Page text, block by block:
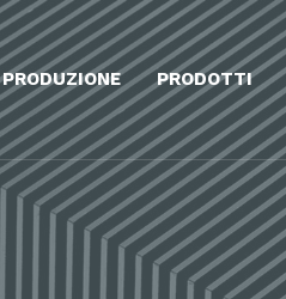
PRODUZIONE PRODOTTI